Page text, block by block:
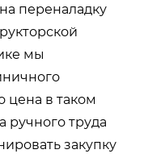
переналадку
мы
цена в таком
ручного труда
закупку